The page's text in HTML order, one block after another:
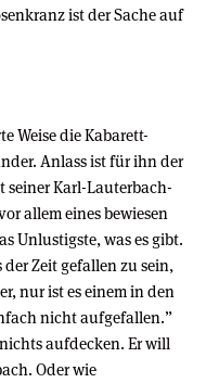
ist der Sache auf
Weise die Kabarett-
Anlass ist für ihn der
seiner Karl-Lauterbach-
allem eines bewiesen
Unlustigste, was es gibt.
Zeit gefallen zu sein,
nur ist es einem in den
nicht aufgefallen.”
aufdecken. Er will
Oder wie